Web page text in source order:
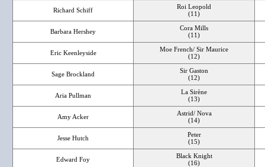
Richard Schiff
Roi Leopold
(11)
Barbara Hershey
Cora Mills
(11)
Eric Keenleyside
Moe French/ Sir Maurice
(12)
Sage Brockland
Sir Gaston
(12)
Aria Pullman
La Sirène
(13)
Amy Acker
Astrid/ Nova
(14)
Jesse Hutch
Peter
(15)
Edward Foy
Black Knight
(16)